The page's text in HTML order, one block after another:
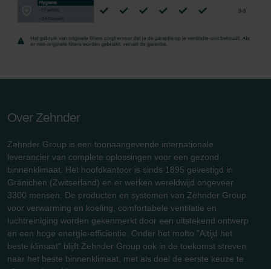
Over Zehnder
Zehnder Group is een toonaangevende internationale
leverancier van complete oplossingen voor een gezond
binnenklimaat. Het hoofdkantoor is sinds 1895 gevestigd in
Gränichen (Zwitserland) en er werken wereldwijd ongeveer
3300 mensen. De producten en systemen van Zehnder Group
voor verwarming en koeling, comfortabele ventilatie en
luchtreiniging worden gekenmerkt door een uitstekend ontwerp
en een hoge energie-efficiëntie. Onder het motto "Altijd het
beste klimaat" blijft Zehnder Group ook in de toekomst streven
naar het beste binnenklimaat, met als doel de eerste keuze te